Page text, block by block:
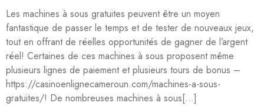
Les machines à sous gratuites peuvent être un moyen
fantastique de passer le temps et de tester de nouveaux jeux,
tout en offrant de réelles opportunités de gagner de l’argent
réel! Certaines de ces machines à sous proposent même
plusieurs lignes de paiement et plusieurs tours de bonus –
https://casinoenlignecameroun.com/machines-a-sous-
gratuites/! De nombreuses machines à sous[...]